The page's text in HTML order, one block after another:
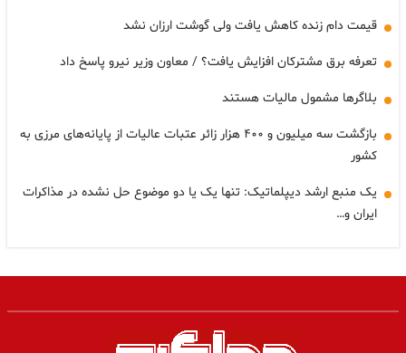
قیمت دام زنده کاهش یافت ولی گوشت ارزان نشد
تعرفه برق مشترکان افزایش یافت؟ / معاون وزیر نیرو پاسخ داد
بلاگرها مشمول مالیات هستند
بازگشت سه میلیون و ۴۰۰ هزار زائر عتبات عالیات از پایانه‌های مرزی به
کشور
یک منبع ارشد دیپلماتیک: تنها یک یا دو موضوع حل نشده در مذاکرات
ایران و…